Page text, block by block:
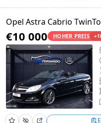
Opel Astra Cabrio
€10 000 HOHER PREIS +